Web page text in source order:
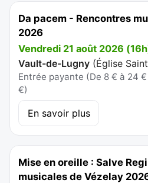
Da pacem - Rencontres
2026
Vendredi 21 août 2026
Vault-de-Lugny (Église
Entrée payante (De 8 € à 24
€)
En savoir plus
Mise en oreille : Salve
musicales de Vézelay